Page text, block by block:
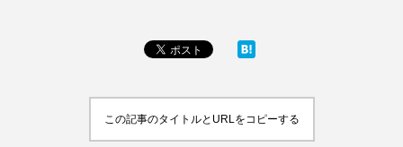
この記事のタイトルとURLをコピーする